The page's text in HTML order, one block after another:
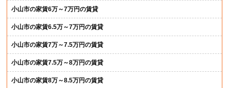
小山市の家賃6万～7万円の賃貸
小山市の家賃6.5万～7万円の賃貸
小山市の家賃7万～7.5万円の賃貸
小山市の家賃7.5万～8万円の賃貸
小山市の家賃8万～8.5万円の賃貸